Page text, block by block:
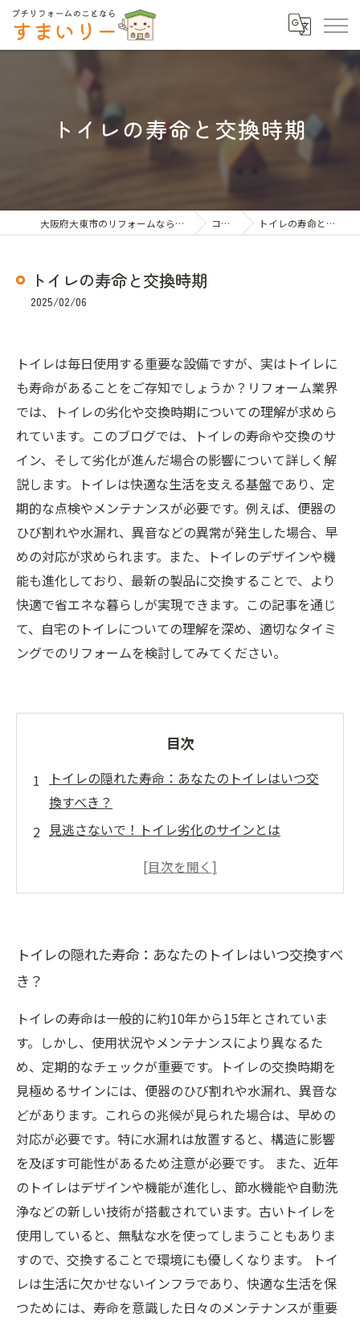
トイレの寿命と交換時期
大阪府大東市のリフォームならすまいりー コラム トイレの寿命と交換時期
トイレの寿命と交換時期
2025/02/06
トイレは毎日使用する重要な設備ですが、実はトイレに
も寿命があることをご存知でしょうか？リフォーム業界
では、トイレの劣化や交換時期についての理解が求めら
れています。このブログでは、トイレの寿命や交換のサ
イン、そして劣化が進んだ場合の影響について詳しく解
説します。トイレは快適な生活を支える基盤であり、定
期的な点検やメンテナンスが必要です。例えば、便器の
ひび割れや水漏れ、異音などの異常が発生した場合、早
めの対応が求められます。また、トイレのデザインや機
能も進化しており、最新の製品に交換することで、より
快適で省エネな暮らしが実現できます。この記事を通じ
て、自宅のトイレについての理解を深め、適切なタイミ
ングでのリフォームを検討してみてください。
目次
トイレの隠れた寿命：あなたのトイレはいつ交
換すべき？
見逃さないで！トイレ劣化のサインとは
トイレの危険信号：ひび割れや水漏れは交換時
重要性
プ
トイレのリフォーム成功談：快適な生活を手に
入れるために
トイレの隠れた寿命：あなたのトイレはいつ交換すべ
き？
トイレの寿命は一般的に約10年から15年とされていま
す。しかし、使用状況やメンテナンスにより異なるた
め、定期的なチェックが重要です。トイレの交換時期を
見極めるサインには、便器のひび割れや水漏れ、異音な
どがあります。これらの兆候が見られた場合は、早めの
対応が必要です。特に水漏れは放置すると、構造に影響
を及ぼす可能性があるため注意が必要です。 また、近年
のトイレはデザインや機能が進化し、節水機能や自動洗
浄などの新しい技術が搭載されています。古いトイレを
使用していると、無駄な水を使ってしまうこともありま
すので、交換することで環境にも優しくなります。 トイ
レは生活に欠かせないインフラであり、快適な生活を保
つためには、寿命を意識した日々のメンテナンスが重要